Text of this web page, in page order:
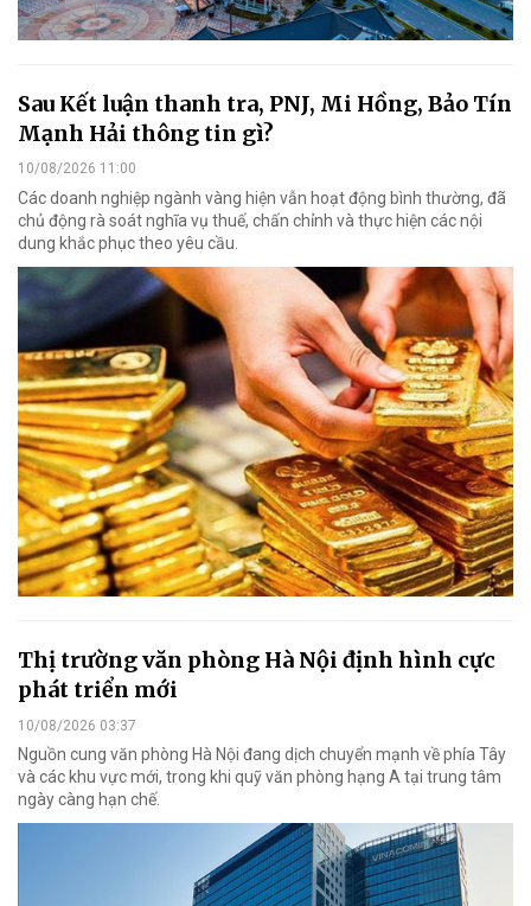
Sau Kết luận thanh tra, PNJ, Mi Hồng, Bảo Tín
Mạnh Hải thông tin gì?
10/08/2026 11:00
Các doanh nghiệp ngành vàng hiện vẫn hoạt động bình thường, đã
chủ động rà soát nghĩa vụ thuế, chấn chỉnh và thực hiện các nội
dung khắc phục theo yêu cầu.
Thị trường văn phòng Hà Nội định hình cực
phát triển mới
10/08/2026 03:37
Nguồn cung văn phòng Hà Nội đang dịch chuyển mạnh về phía Tây
và các khu vực mới, trong khi quỹ văn phòng hạng A tại trung tâm
ngày càng hạn chế.